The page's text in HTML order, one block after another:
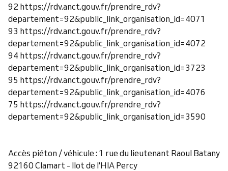
92 https://rdv.anct.gouv.fr/prendre_rdv?
departement=92&public_link_organisation_id=4071
93 https://rdv.anct.gouv.fr/prendre_rdv?
departement=92&public_link_organisation_id=4072
94 https://rdv.anct.gouv.fr/prendre_rdv?
departement=92&public_link_organisation_id=3723
95 https://rdv.anct.gouv.fr/prendre_rdv?
departement=92&public_link_organisation_id=4076
75 https://rdv.anct.gouv.fr/prendre_rdv?
departement=92&public_link_organisation_id=3590
Accès piéton / véhicule : 1 rue du lieutenant Raoul Batany
92160 Clamart - Ilot de l'HIA Percy